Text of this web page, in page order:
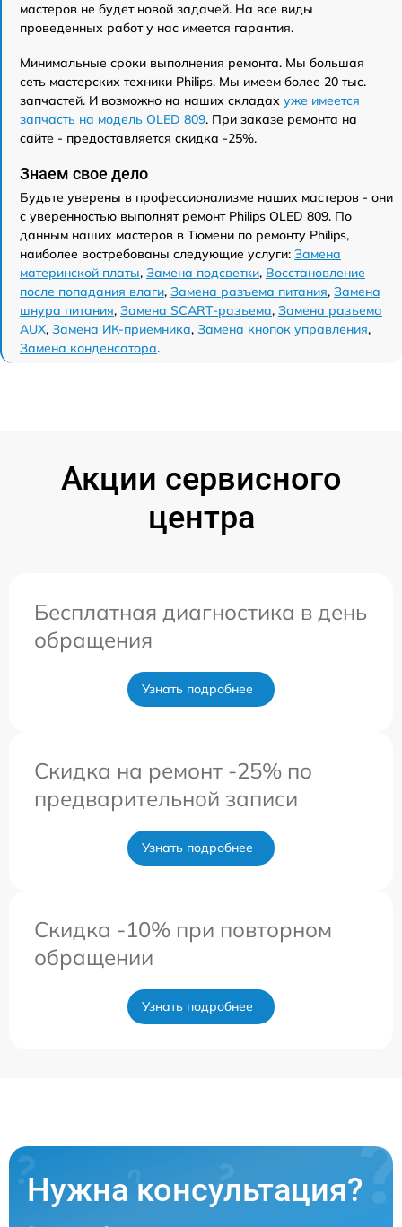
мастеров не будет новой задачей. На все виды
проведенных работ у нас имеется гарантия.
Минимальные сроки выполнения ремонта. Мы большая
сеть мастерских техники Philips. Мы имеем более 20 тыс.
запчастей. И возможно на наших складах уже имеется
запчасть на модель OLED 809. При заказе ремонта на
сайте - предоставляется скидка -25%.
Знаем свое дело
Будьте уверены в профессионализме наших мастеров - они
с уверенностью выполнят ремонт Philips OLED 809. По
данным наших мастеров в Тюмени по ремонту Philips,
наиболее востребованы следующие услуги: Замена
материнской платы, Замена подсветки, Восстановление
после попадания влаги, Замена разъема питания, Замена
шнура питания, Замена SCART-разъема, Замена разъема
AUX, Замена ИК-приемника, Замена кнопок управления,
Замена конденсатора.
Акции сервисного
центра
Бесплатная диагностика в день
обращения
Узнать подробнее
Скидка на ремонт -25% по
предварительной записи
Узнать подробнее
Скидка -10% при повторном
обращении
Узнать подробнее
Нужна консультация?